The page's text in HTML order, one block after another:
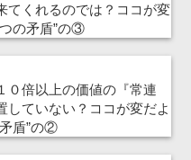
てくれるのでは？ココが変
の矛盾”の③
倍以上の価値の『常連
していない？ココが変だよ
盾”の②